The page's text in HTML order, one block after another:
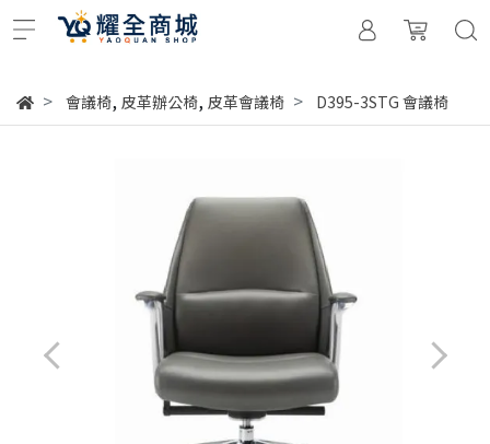
會議椅, 皮革辦公椅, 皮革會議椅 D395-3STG 會議椅